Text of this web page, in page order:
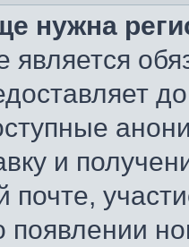
нужна
является
и
почте,
появлении